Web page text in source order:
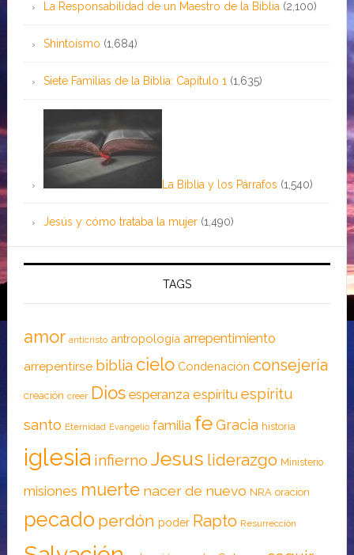
La Responsabilidad de un Maestro de la Biblia (2,100)
Shintoísmo (1,684)
Siete Familias de la Biblia: Capítulo 1 (1,635)
La Biblia y los Párrafos (1,540)
Jesús y cómo trataba la mujer (1,490)
TAGS
amor anticristo antropología arrepentimiento
arrepentirse biblia cielo Condenación consejería
creación creer Dios esperanza espíritu espíritu
santo Eternidad Evangelio familia feGracia historia
iglesia infierno Jesus liderazgo Ministerio
misiones muerte nacer de nuevo NRA oracion
pecado perdón poder Rapto Resurrección